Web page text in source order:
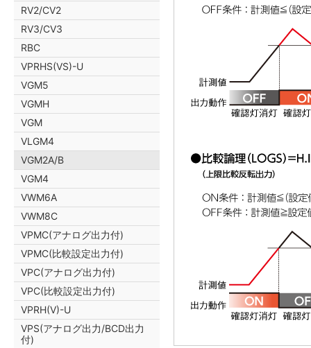
RV2/CV2
RV3/CV3
RBC
VPRHS(VS)-U
VGM5
VGMH
VGM
VLGM4
VGM2A/B
VGM4
VWM6A
VWM8C
VPMC(アナログ出力付)
VPMC(比較設定出力付)
VPC(アナログ出力付)
VPC(比較設定出力付)
VPRH(V)-U
VPS(アナログ出力/BCD出力
付)